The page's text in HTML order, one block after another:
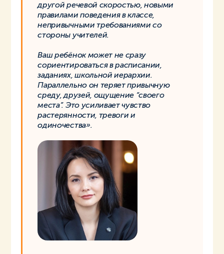
другой речевой скоростью, новыми
правилами поведения в классе,
непривычными требованиями со
стороны учителей.
Ваш ребёнок может не сразу
сориентироваться в расписании,
заданиях, школьной иерархии.
Параллельно он теряет привычную
среду, друзей, ощущение “своего
места”. Это усиливает чувство
растерянности, тревоги и
одиночества».